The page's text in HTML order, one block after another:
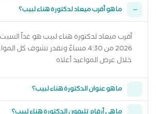
ما هو أقرب ميعاد لدكتورة هناء لبيب؟
2026 من 4:30 مساءً وتقدر تشوف كل
خلال عرض المواعيد أعلاه
ما هو عنوان الدكتورة هناء لبيب؟